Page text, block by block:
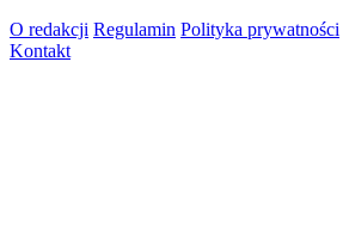
O redakcji Regulamin Polityka prywatności
Kontakt